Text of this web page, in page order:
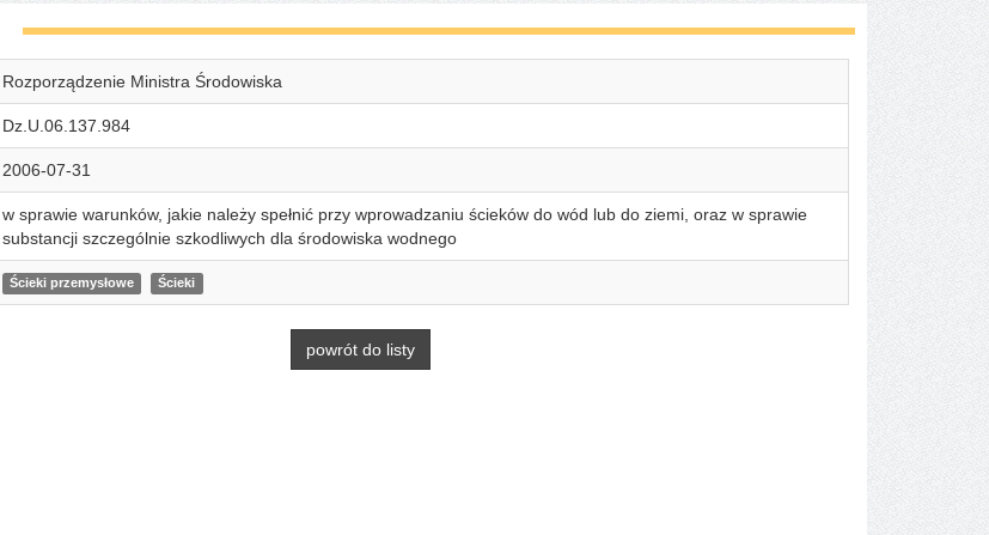
Rozporządzenie Ministra Środowiska
Dz.U.06.137.984
2006-07-31
w sprawie warunków, jakie należy spełnić przy wprowadzaniu ścieków do wód lub do ziemi, oraz w sprawie
substancji szczególnie szkodliwych dla środowiska wodnego
Ścieki przemysłowe Ścieki
powrót do listy